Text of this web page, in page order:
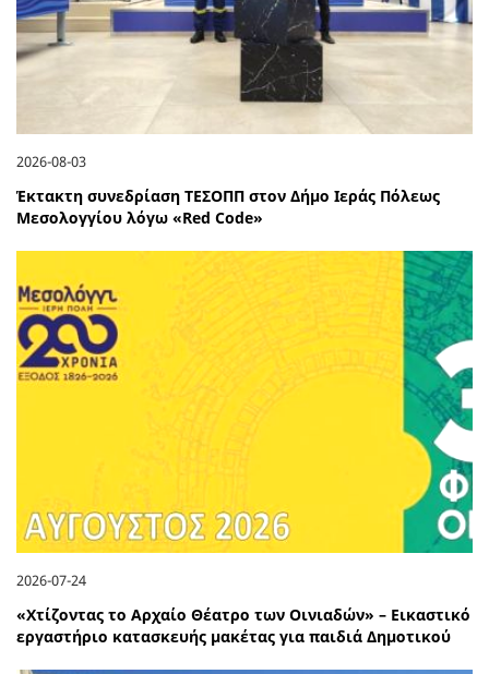
2026-08-03
Έκτακτη συνεδρίαση ΤΕΣΟΠΠ στον Δήμο Ιεράς Πόλεως
Μεσολογγίου λόγω «Red Code»
2026-07-24
«Χτίζοντας το Αρχαίο Θέατρο των Οινιαδών» – Εικαστικό
εργαστήριο κατασκευής μακέτας για παιδιά Δημοτικού